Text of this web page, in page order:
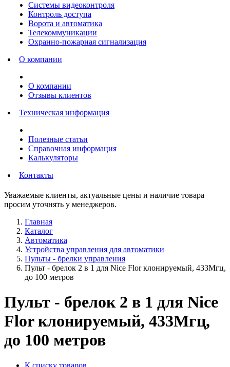
Системы видеоконтроля
Контроль доступа
Ворота и автоматика
Телекоммуникации
Охранно-пожарная сигнализация
О компании
О компании
Отзывы клиентов
Техническая информация
Полезные статьи
Справочная информация
Калькуляторы
Контакты
Уважаемые клиенты, актуальные цены и наличие товара
просим уточнять у менеджеров.
Главная
Каталог
Автоматика
Устройства управления для автоматики
Пульты - брелки управления
Пульт - брелок 2 в 1 для Nice Flor клонируемый, 433Мгц,
до 100 метров
Пульт - брелок 2 в 1 для Nice
Flor клонируемый, 433Мгц,
до 100 метров
К списку товаров